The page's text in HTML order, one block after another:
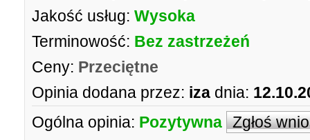
Jakość usług: Wysoka
Terminowość: Bez zastrzeżeń
Ceny: Przeciętne
Opinia dodana przez: iza dnia:
Ogólna opinia: Pozytywna Zgłoś